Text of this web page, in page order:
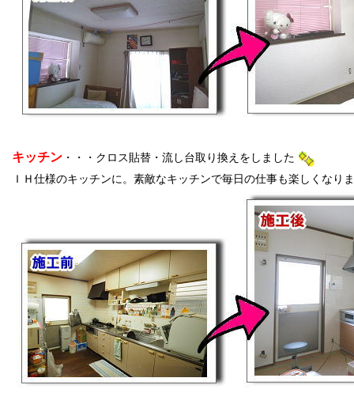
キッチン ・・・クロス貼替・流し台取り換えをしました
ＩＨ仕様のキッチンに。素敵なキッチンで毎日の仕事も楽しくなり